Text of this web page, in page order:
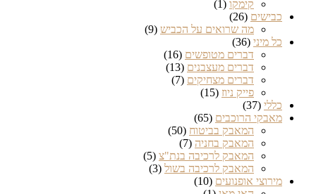
קימקו (1)
כבישים (26)
מה שרואים על הכביש (9)
כל מיני (36)
דברים מטופשים (16)
דברים מעצבנים (13)
דברים מצחיקים (7)
פייק ניוז (15)
כללי (37)
מאבקי הרוכבים (65)
המאבק בביטוח (50)
המאבק בחניה (7)
המאבק לרכיבה בנת"צ (5)
המאבק לרכיבה בשול (3)
מירוצי אופנועים (10)